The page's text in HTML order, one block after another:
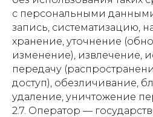
с персональными
запись, систематизацию,
хранение, уточнение
изменение), извлечение,
передачу
доступ), обезличивание,
удаление, уничтожение
2.7. Оператор —